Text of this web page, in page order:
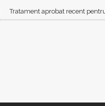
Tratament aprobat recent